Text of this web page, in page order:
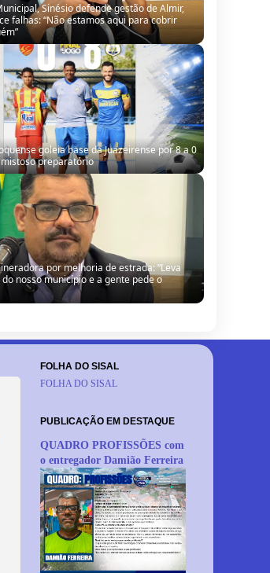
Sinésio defende gestão de Almir,
falhas: “Não estamos aqui para cobrir
goleia base da Juazeirense por 8 a 0
preparatório
por melhoria de estrada: “Leva
nosso município e a gente pede o
FOLHA DO SISAL
FOLHA DO SISAL
PUBLICAÇÃO EM DESTAQUE
QUADRO PROFISSÕES com
o entregador Damião Ferreira